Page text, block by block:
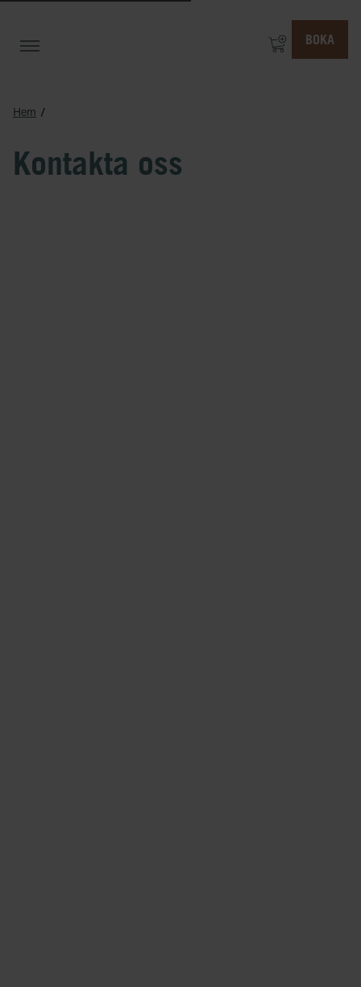
BOKA
Hem
Kontakta oss